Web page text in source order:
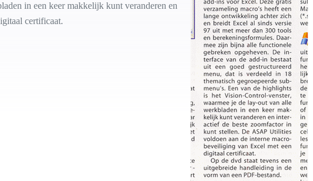
in een keer makkelijk kunt veranderen en
certificaat.